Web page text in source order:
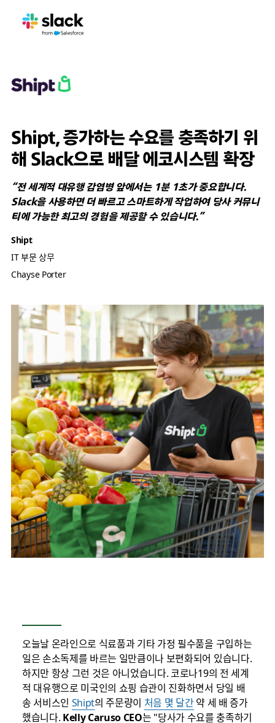
Shipt, 증가하는 수요를 충족하기 위
해 Slack으로 배달 에코시스템 확장
“전 세계적 대유행 감염병 앞에서는 1분 1초가 중요합니다.
Slack을 사용하면 더 빠르고 스마트하게 작업하여 당사 커뮤니
티에 가능한 최고의 경험을 제공할 수 있습니다.”
Shipt
IT 부문 상무
Chayse Porter
오늘날 온라인으로 식료품과 기타 가정 필수품을 구입하는
일은 손소독제를 바르는 일만큼이나 보편화되어 있습니다.
하지만 항상 그런 것은 아니었습니다. 코로나19의 전 세계
적 대유행으로 미국인의 쇼핑 습관이 진화하면서 당일 배
송 서비스인 Shipt의 주문량이 처음 몇 달간약 세 배 증가
했습니다. Kelly Caruso CEO는 "당사가 수요를 충족하기